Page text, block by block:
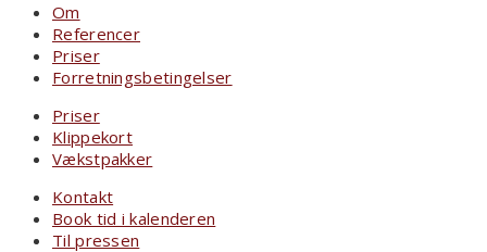
Om
Referencer
Priser
Forretningsbetingelser
Priser
Klippekort
Vækstpakker
Kontakt
Book tid i kalenderen
Til pressen